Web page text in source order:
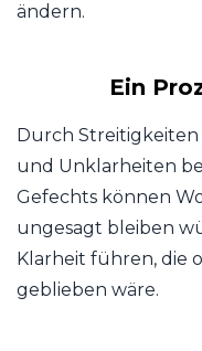
ändern.
Ein
Durch Streitigkeiten
und Unklarheiten
Gefechts können
ungesagt bleiben
Klarheit führen, die
geblieben wäre.